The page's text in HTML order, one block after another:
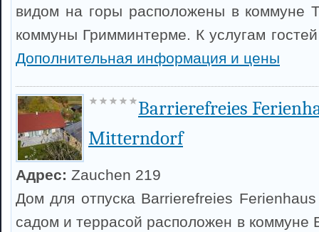
видом на горы расположены в коммуне
коммуны Гримминтерме. К услугам
Дополнительная информация и цены
Barrierefreies
Mitterndorf
Адрес: Zauchen 219
Дом для отпуска Barrierefreies
садом и террасой расположен в